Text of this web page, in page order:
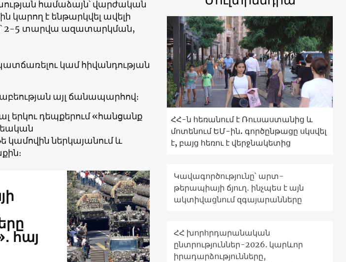
համաձայն՝ վարժական
է ենթարկվել ավելի
2-5 տարվա ազատարկման,
կամ հիվանդության
այլ ճանապարհով։
երկու դեպքերում «հանցանք
ներկայանում և
հայ
ՀՀ-ն հեռանում է Ռուսաստանից և
մոտենում ԵՄ-ին. գործընթացը սկսվել
է, բայց հեռու է վերջնակետից
Կավագործությունը՝ արտ-
թերապիայի ճյուղ․ ինչպես է այն
ակտիվացնում զգայարանները
ՀՀ խորհրդարանական
ընտրություններ-2026. կարևոր
իրադարձությունները,